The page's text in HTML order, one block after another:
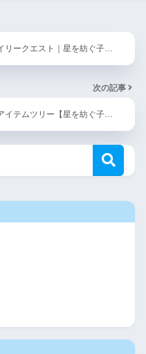
リークエスト｜星を紡ぐ子…
次の記事
イテムツリー【星を紡ぐ子…